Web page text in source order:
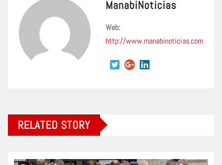
ManabiNoticias
Web:
http://www.manabinoticias.com
RELATED STORY